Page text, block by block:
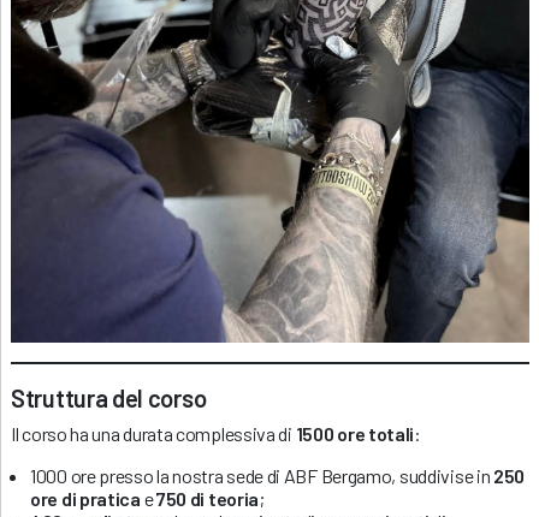
Struttura del corso
Il corso ha una durata complessiva di 1500 ore totali:
1000 ore presso la nostra sede di ABF Bergamo, suddivise in 250
ore di pratica e750 di teoria;